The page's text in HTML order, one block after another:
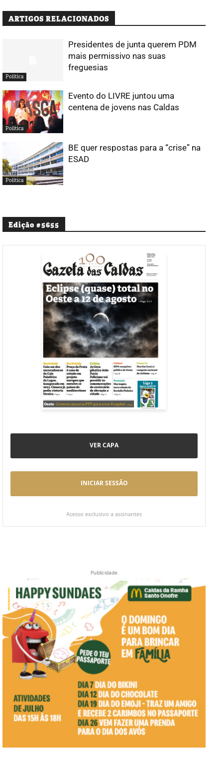
ARTIGOS RELACIONADOS
Política
Presidentes de junta querem PDM
mais permissivo nas suas
freguesias
Política
Evento do LIVRE juntou uma
centena de jovens nas Caldas
Política
BE quer respostas para a “crise” na
ESAD
Edição #5655
VER CAPA
INICIAR SESSÃO
Acesso exclusivo a assinantes
Publicidade